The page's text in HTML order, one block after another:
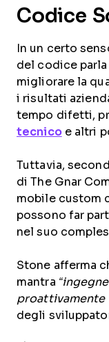
Codice
In un certo
del codice parla
migliorare la
i risultati
tempo difetti,
tecnicoe altri
Tuttavia,
di The Gnar
mobile custom
possono far
nel suo
Stone afferma
mantra
degli